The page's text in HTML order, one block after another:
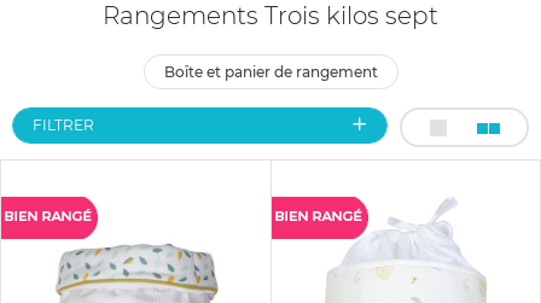
Rangements Trois kilos sept
boîte et panier de rangement
FILTRER